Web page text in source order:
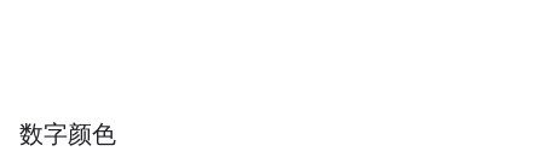
数字颜色